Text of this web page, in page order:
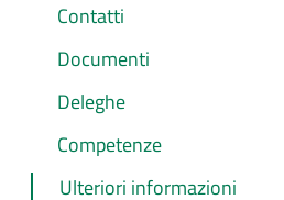
Contatti
Documenti
Deleghe
Competenze
Ulteriori informazioni